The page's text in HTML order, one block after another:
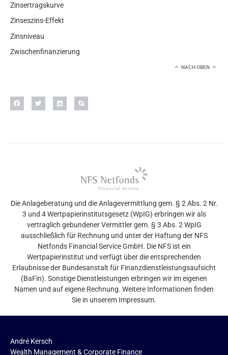
Zinsertragskurve
Zinseszins-Effekt
Zinsniveau
Zwischenfinanzierung
NACH OBEN
Die Anlageberatung und die Anlagevermittlung gem. § 2 Abs. 2 Nr.
3 und 4 Wertpapierinstitutsgesetz (WpIG) erbringen wir als
vertraglich gebundener Vermittler gem. § 3 Abs. 2 WpIG
ausschließlich für Rechnung und unter der Haftung der NFS
Netfonds Financial Service GmbH. Die NFS ist ein
Wertpapierinstitut und verfügt über die entsprechenden
Erlaubnisse der Bundesanstalt für Finanzdienstleistungsaufsicht
(BaFin). Sonstige Dienstleistungen erbringen wir im eigenen
Namen und auf eigene Rechnung. Weitere Informationen finden
Sie in unserem Impressum.
André Kersch
Wealth Management & Corporate Finance